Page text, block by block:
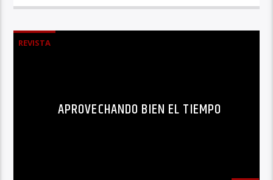
REVISTA
APROVECHANDO BIEN EL TIEMPO